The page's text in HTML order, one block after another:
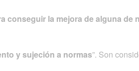
conseguir la mejora de alguna de
y sujeción a normas”. Son